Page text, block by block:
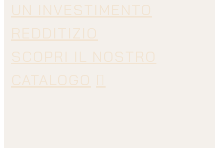
UN INVESTIMENTO
REDDITIZIO
SCOPRI IL NOSTRO
CATALOGO